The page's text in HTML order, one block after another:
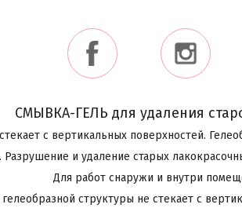
СМЫВКА-ГЕЛЬ для удаления
с вертикальных поверхностей.
Разрушение и удаление старых
Для работ снаружи и внутри
гелеобразной структуры не стекает с